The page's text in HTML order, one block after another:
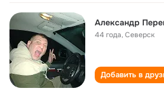
Александр
44 года,Северск
Добавить в